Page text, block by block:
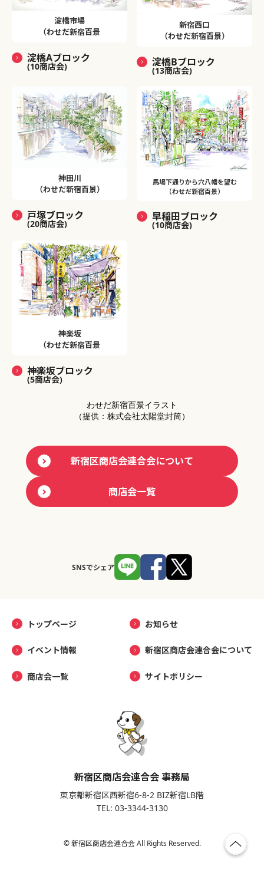
淀橋市場
（わせだ新宿百景
淀橋Aブロック
(10商店会)
新宿西口
（わせだ新宿百景）
淀橋Bブロック
(13商店会)
神田川
（わせだ新宿百景）
戸塚ブロック
(20商店会)
馬場下通りから穴八幡を望む
（わせだ新宿百景）
早稲田ブロック
(10商店会)
神楽坂
（わせだ新宿百景
神楽坂ブロック
(5商店会)
わせだ新宿百景イラスト
（提供：株式会社太陽堂封筒）
新宿区商店会連合会について
商店会一覧
SNSでシェア
トップページ お知らせ
イベント情報 新宿区商店会連合会について
商店会一覧 サイトポリシー
新宿区商店会連合会 事務局
東京都新宿区西新宿6-8-2 BIZ新宿LB階
TEL: 03-3344-3130
© 新宿区商店会連合会 All Rights Reserved.